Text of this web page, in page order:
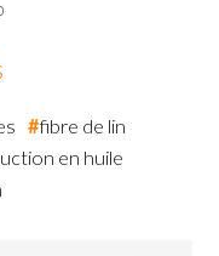
fibre de lin
en huile